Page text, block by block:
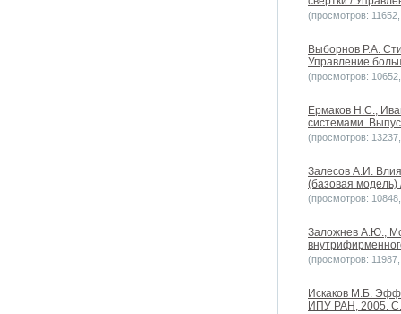
(просмотров:
Выборнов Р.А.
Управление
(просмотров:
Ермаков Н.С.,
системами.
(просмотров:
Залесов А.И.
(базовая
(просмотров:
Заложнев А.Ю.,
(просмотров:
Искаков М.Б.
ИПУ РАН, 2005.